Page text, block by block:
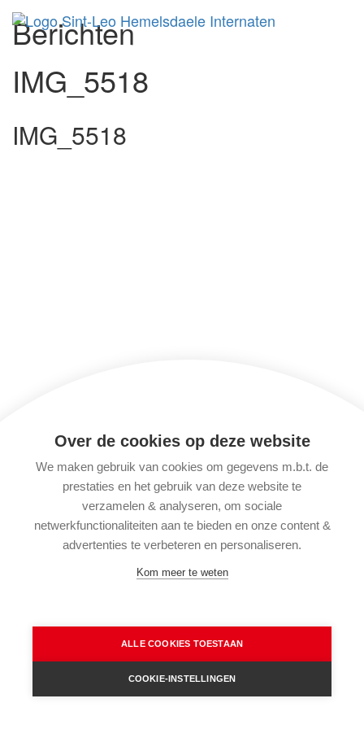
Berichten
IMG_5518
IMG_5518
Over de cookies op deze website
We maken gebruik van cookies om gegevens m.b.t. de
prestaties en het gebruik van deze website te
verzamelen & analyseren, om sociale
netwerkfunctionaliteiten aan te bieden en onze content &
advertenties te verbeteren en personaliseren.
Kom meer te weten
ALLE COOKIES TOESTAAN
COOKIE-INSTELLINGEN